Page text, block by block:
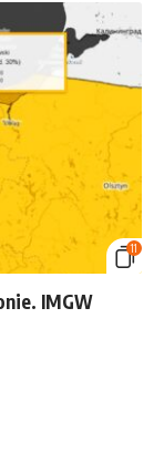
11
IMGW